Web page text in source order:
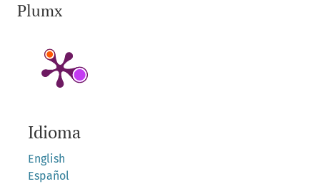
Plumx
Idioma
English
Español